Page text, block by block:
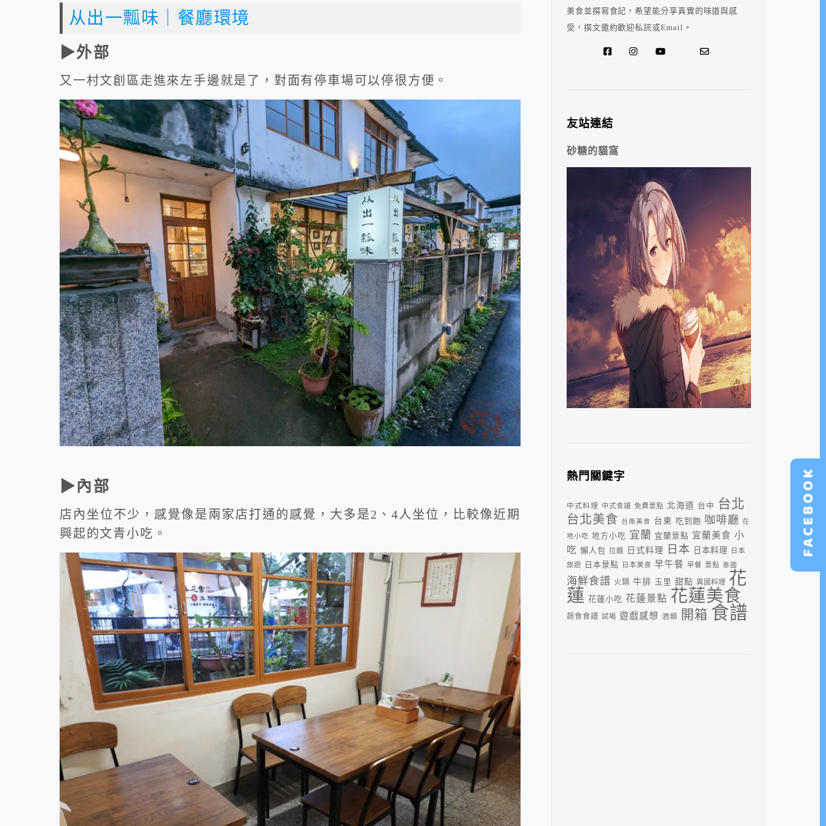
从出一瓢味｜餐廳環境
▶外部
又一村文創區走進來左手邊就是了，對面有停車場可以停很方便。
▶內部
店內坐位不少，感覺像是兩家店打通的感覺，大多是2、4人坐位，比較像近期
興起的文青小吃。
美食並撰寫食記，希望能分享真實的味道與感
受，撰文邀約歡迎私訊或Email。
友站連結
砂糖的貓窩
熱門關鍵字
中式料理 中式食譜 免費景點 北海道 台中 台北
台北美食 台南美食 台東 吃到飽 咖啡廳 在
地小吃 地方小吃 宜蘭 宜蘭景點 宜蘭美食 小
吃 懶人包 拉麵 日式料理 日本 日本料理
日本
旅遊
日本景點 日本美食 早午餐 早餐 景點 泰國
海鮮食譜 火鍋 牛排 玉里 甜點 異國料理 花
蓮 花蓮小吃 花蓮景點 花蓮美食
蔬食食譜 試喝 遊戲感想 酒類 開箱 食譜